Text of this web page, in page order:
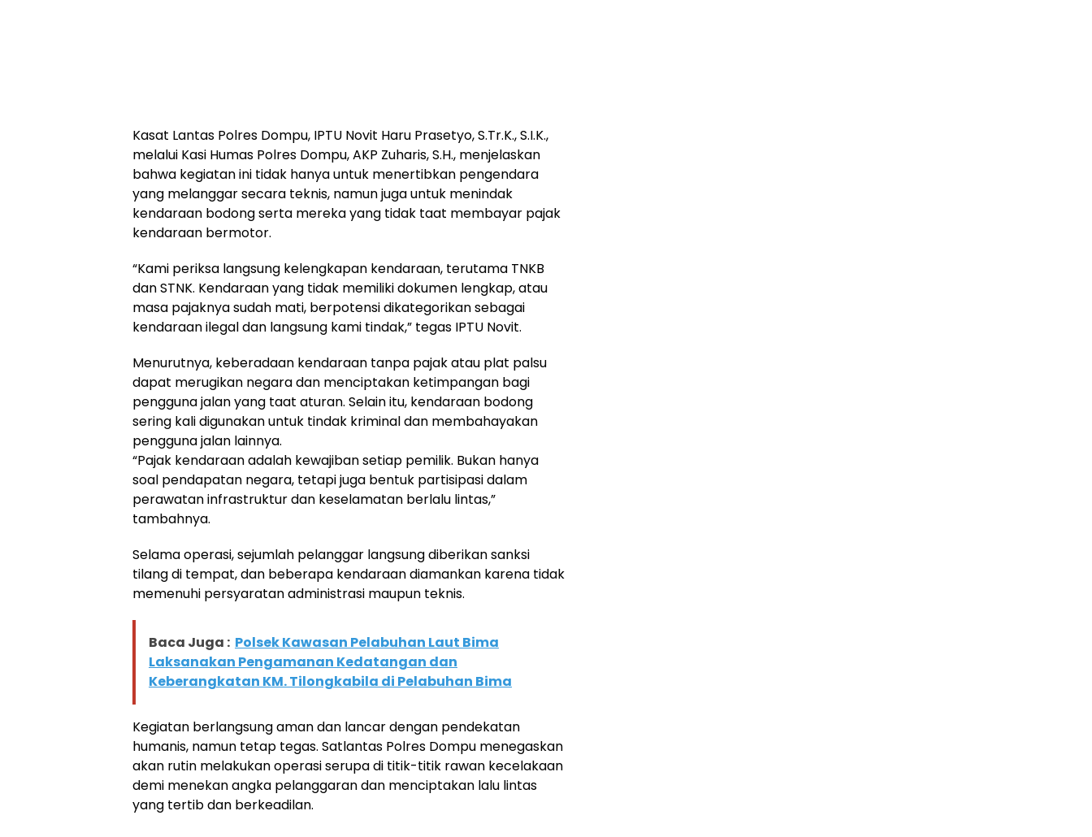
Kasat Lantas Polres Dompu, IPTU Novit Haru Prasetyo, S.Tr.K., S.I.K.,
melalui Kasi Humas Polres Dompu, AKP Zuharis, S.H., menjelaskan
bahwa kegiatan ini tidak hanya untuk menertibkan pengendara
yang melanggar secara teknis, namun juga untuk menindak
kendaraan bodong serta mereka yang tidak taat membayar pajak
kendaraan bermotor.
“Kami periksa langsung kelengkapan kendaraan, terutama TNKB
dan STNK. Kendaraan yang tidak memiliki dokumen lengkap, atau
masa pajaknya sudah mati, berpotensi dikategorikan sebagai
kendaraan ilegal dan langsung kami tindak,” tegas IPTU Novit.
Menurutnya, keberadaan kendaraan tanpa pajak atau plat palsu
dapat merugikan negara dan menciptakan ketimpangan bagi
pengguna jalan yang taat aturan. Selain itu, kendaraan bodong
sering kali digunakan untuk tindak kriminal dan membahayakan
pengguna jalan lainnya.
“Pajak kendaraan adalah kewajiban setiap pemilik. Bukan hanya
soal pendapatan negara, tetapi juga bentuk partisipasi dalam
perawatan infrastruktur dan keselamatan berlalu lintas,”
tambahnya.
Selama operasi, sejumlah pelanggar langsung diberikan sanksi
tilang di tempat, dan beberapa kendaraan diamankan karena tidak
memenuhi persyaratan administrasi maupun teknis.
Baca Juga : Polsek Kawasan Pelabuhan Laut Bima
Laksanakan Pengamanan Kedatangan dan
Keberangkatan KM. Tilongkabila di Pelabuhan Bima
Kegiatan berlangsung aman dan lancar dengan pendekatan
humanis, namun tetap tegas. Satlantas Polres Dompu menegaskan
akan rutin melakukan operasi serupa di titik-titik rawan kecelakaan
demi menekan angka pelanggaran dan menciptakan lalu lintas
yang tertib dan berkeadilan.